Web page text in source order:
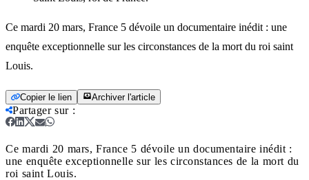
Ce mardi 20 mars, France 5 dévoile un documentaire inédit : une
enquête exceptionnelle sur les circonstances de la mort du roi saint
Louis.
Copier le lien Archiver l'article
Partager sur:
Ce mardi 20 mars, France 5 dévoile un documentaire inédit :
une enquête exceptionnelle sur les circonstances de la mort du
roi saint Louis.